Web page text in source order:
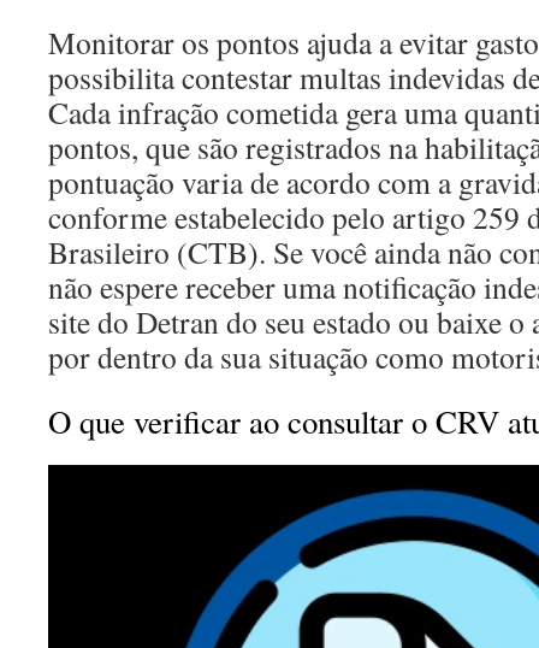
Monitorar os pontos ajuda a evitar
possibilita contestar multas indevidas
Cada infração cometida gera uma
pontos, que são registrados na
pontuação varia de acordo com a
conforme estabelecido pelo artigo 259
Brasileiro (CTB). Se você ainda não
não espere receber uma notificação
site do Detran do seu estado ou baixe
por dentro da sua situação como
O que verificar ao consultar o CRV